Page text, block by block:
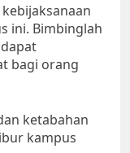
ini. Bimbinglah
bagi orang
ketabahan
kampus